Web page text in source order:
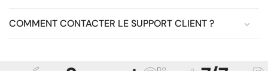
COMMENT CONTACTER LE SUPPORT CLIENT ?